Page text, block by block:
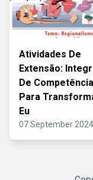
Atividades De
Extensão:
De
Para
Eu
07 September 2024